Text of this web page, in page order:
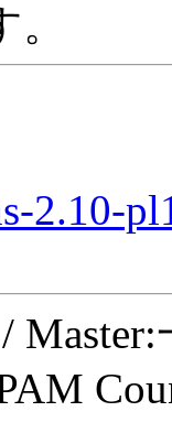
2.10-